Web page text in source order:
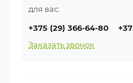
для вас:
+375 (29) 366-64-80
Заказать звонок